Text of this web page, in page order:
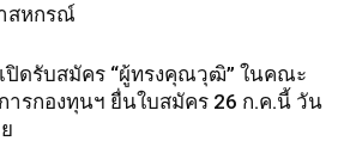
สหกรณ์
ปิดรับสมัคร “ผู้ทรงคุณวุฒิ” ในคณะ
ารกองทุนฯ ยื่นใบสมัคร 26 ก.ค.นี้ วัน